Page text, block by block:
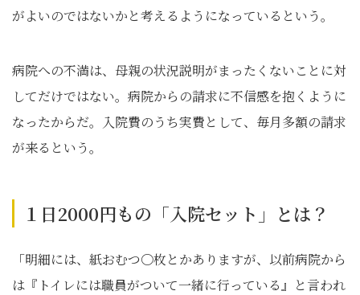
がよいのではないかと考えるようになっているという。
病院への不満は、母親の状況説明がまったくないことに対
してだけではない。病院からの請求に不信感を抱くように
なったからだ。入院費のうち実費として、毎月多額の請求
が来るという。
１日2000円もの「入院セット」とは？
「明細には、紙おむつ〇枚とかありますが、以前病院から
は『トイレには職員がついて一緒に行っている』と言われ